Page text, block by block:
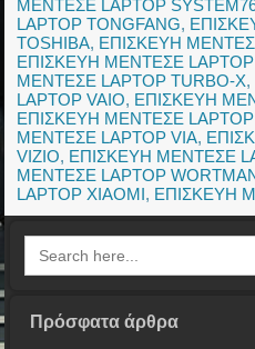
ΜΕΝΤΕΣΕ LAPTOP
LAPTOP TONGFANG,
TOSHIBA, ΕΠΙΣΚΕΥΗ
ΕΠΙΣΚΕΥΗ ΜΕΝΤΕΣΕ LAPTOP
ΜΕΝΤΕΣΕ LAPTOP TURBO-X,
LAPTOP VAIO, ΕΠΙΣΚΕΥΗ
ΕΠΙΣΚΕΥΗ ΜΕΝΤΕΣΕ LAPTOP
ΜΕΝΤΕΣΕ LAPTOP VIA,
VIZIO, ΕΠΙΣΚΕΥΗ ΜΕΝΤΕΣΕ
ΜΕΝΤΕΣΕ LAPTOP
LAPTOP XIAOMI, ΕΠΙΣΚΕΥΗ
Search
for:
Πρόσφατα άρθρα